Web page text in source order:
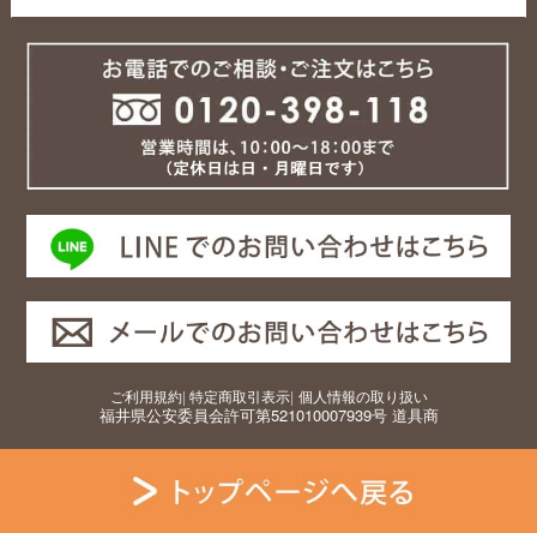
ご利用規約| 特定商取引表示| 個人情報の取り扱い
福井県公安委員会許可第521010007939号 道具商